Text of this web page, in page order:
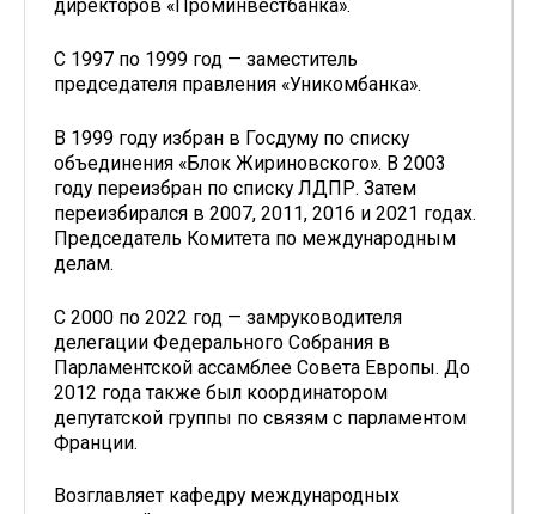
директоров «Проминвестбанка».
С 1997 по 1999 год — заместитель
председателя правления «Уникомбанка».
В 1999 году избран в Госдуму по списку
объединения «Блок Жириновского». В 2003
году переизбран по списку ЛДПР. Затем
переизбирался в 2007, 2011, 2016 и 2021 годах.
Председатель Комитета по международным
делам.
С 2000 по 2022 год — замруководителя
делегации Федерального Собрания в
Парламентской ассамблее Совета Европы. До
2012 года также был координатором
депутатской группы по связям с парламентом
Франции.
Возглавляет кафедру международных